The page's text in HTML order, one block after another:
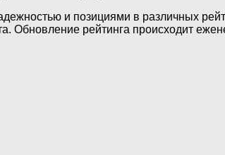
и позициями в различных
Обновление рейтинга происходит